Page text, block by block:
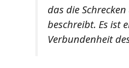
das die
beschreibt. Es ist
Verbundenheit